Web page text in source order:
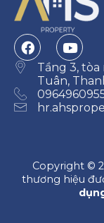
Tầng 3,
Tuân,
Copyright ©
thương hiệu